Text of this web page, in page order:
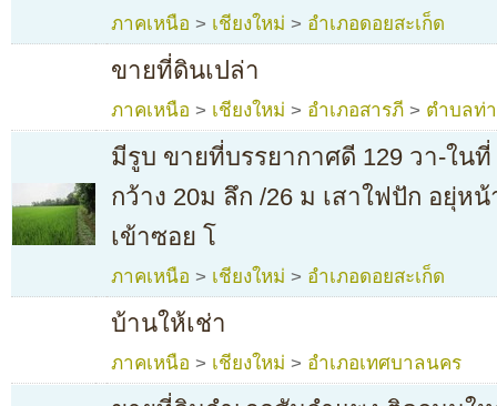
ภาคเหนือ > เชียงใหม่ > อำเภอดอยสะเก็ด
ขายที่ดินเปล่า
ภาคเหนือ > เชียงใหม่ > อำเภอสารภี > ตำบลท่
มีรูบ ขายที่บรรยากาศดี 129 วา-ใน
กว้าง 20ม ลึก /26 ม เสาใฟปัก อยุ่ห
เข้าซอย โ
ภาคเหนือ > เชียงใหม่ > อำเภอดอยสะเก็ด
บ้านให้เช่า
ภาคเหนือ > เชียงใหม่ > อำเภอเทศบาลนคร